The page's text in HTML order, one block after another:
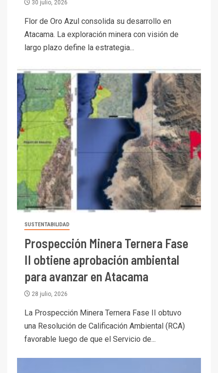
30 julio, 2026
Flor de Oro Azul consolida su desarrollo en
Atacama. La exploración minera con visión de
largo plazo define la estrategia...
SUSTENTABILIDAD
Prospección Minera Ternera Fase
II obtiene aprobación ambiental
para avanzar en Atacama
28 julio, 2026
La Prospección Minera Ternera Fase II obtuvo
una Resolución de Calificación Ambiental (RCA)
favorable luego de que el Servicio de...